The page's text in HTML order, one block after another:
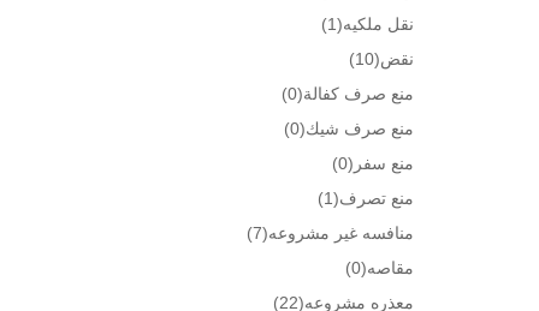
نقل ملكيه(1)
نقض(10)
منع صرف كفالة(0)
منع صرف شيك(0)
منع سفر (0)
منع تصرف(1)
منافسه غير مشروعه(7)
مقاصه(0)
معذره مشروعه(22)